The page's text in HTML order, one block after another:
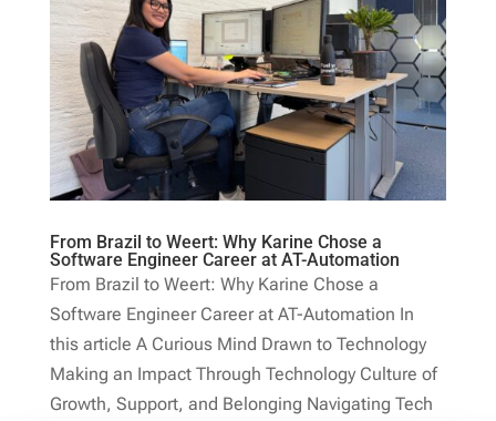
From Brazil to Weert: Why Karine Chose a
Software Engineer Career at AT-Automation
From Brazil to Weert: Why Karine Chose a
Software Engineer Career at AT-Automation In
this article A Curious Mind Drawn to Technology
Making an Impact Through Technology Culture of
Growth, Support, and Belonging Navigating Tech